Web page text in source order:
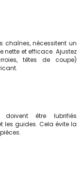
chaînes, nécessitent un
nette et efficace. Ajustez
têtes de coupe)
être lubrifiés
les guides. Cela évite la